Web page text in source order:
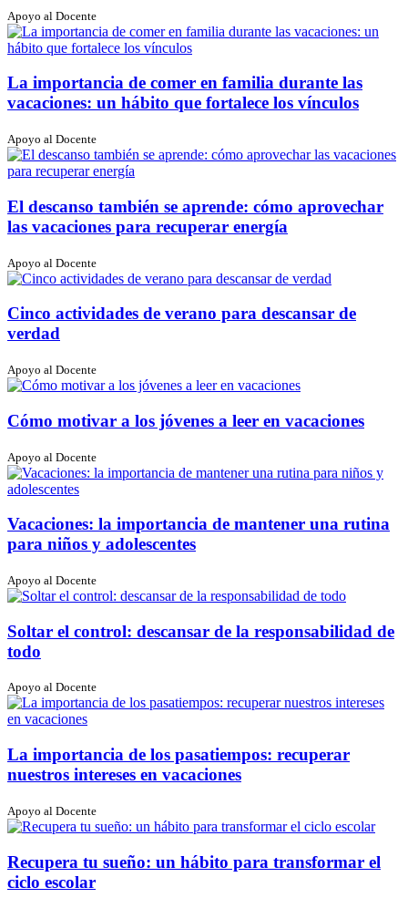
Apoyo al Docente
La importancia de comer en familia durante las
vacaciones: un hábito que fortalece los vínculos
Apoyo al Docente
El descanso también se aprende: cómo aprovechar
las vacaciones para recuperar energía
Apoyo al Docente
Cinco actividades de verano para descansar de
verdad
Apoyo al Docente
Cómo motivar a los jóvenes a leer en vacaciones
Apoyo al Docente
Vacaciones: la importancia de mantener una rutina
para niños y adolescentes
Apoyo al Docente
Soltar el control: descansar de la responsabilidad de
todo
Apoyo al Docente
La importancia de los pasatiempos: recuperar
nuestros intereses en vacaciones
Apoyo al Docente
Recupera tu sueño: un hábito para transformar el
ciclo escolar